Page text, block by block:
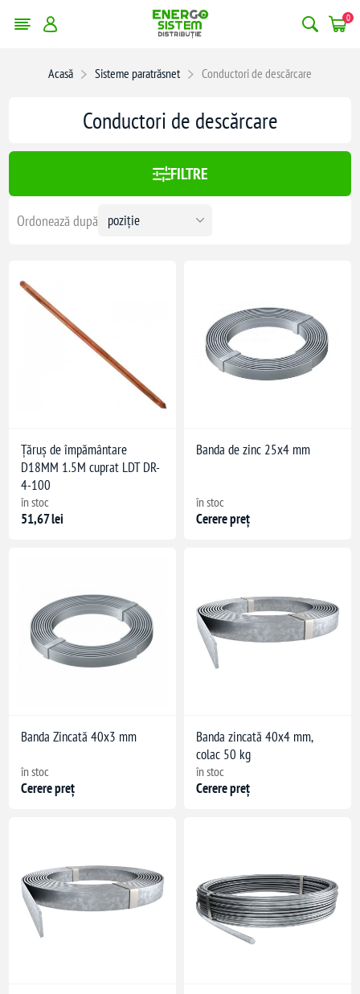
0
Acasă Sisteme paratrăsnet
Conductori de descărcare
71
Conductori de descărcare
FILTRE
Ordonează după
Țăruș de împământare
D18MM 1.5M cuprat LDT DR-
4-100
în stoc
51,67 lei
Banda de zinc 25x4 mm
în stoc
Cerere preț
Banda Zincată 40x3 mm
în stoc
Cerere preț
Banda zincată 40x4 mm,
colac 50 kg
în stoc
Cerere preț